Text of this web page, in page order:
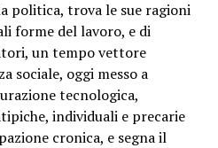
politica, trova le sue ragioni
forme del lavoro, e di
un tempo vettore
sociale, oggi messo a
tecnologica,
individuali e precarie
cronica, e segna il